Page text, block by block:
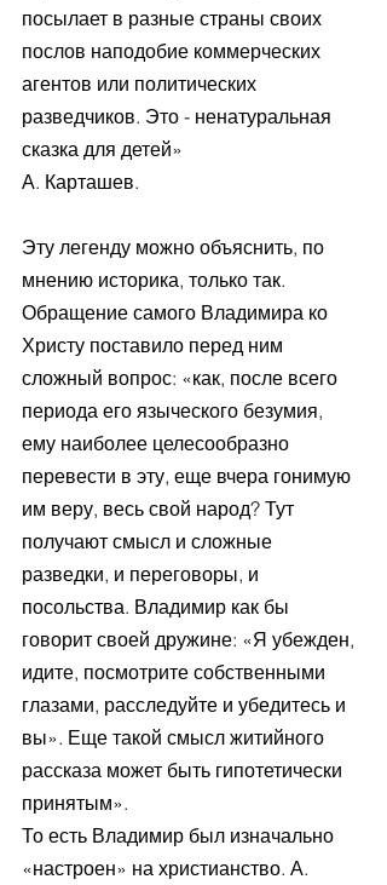
посылает в разные страны своих
послов наподобие коммерческих
агентов или политических
разведчиков. Это - ненатуральная
сказка для детей»
А. Карташев.
Эту легенду можно объяснить, по
мнению историка, только так.
Обращение самого Владимира ко
Христу поставило перед ним
сложный вопрос: «как, после всего
периода его языческого безумия,
ему наиболее целесообразно
перевести в эту, еще вчера гонимую
им веру, весь свой народ? Тут
получают смысл и сложные
разведки, и переговоры, и
посольства. Владимир как бы
говорит своей дружине: «Я убежден,
идите, посмотрите собственными
глазами, расследуйте и убедитесь и
вы». Еще такой смысл житийного
рассказа может быть гипотетически
принятым».
То есть Владимир был изначально
«настроен» на христианство. А.